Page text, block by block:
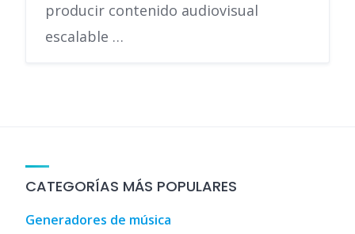
producir contenido audiovisual
escalable …
CATEGORÍAS MÁS POPULARES
Generadores de música